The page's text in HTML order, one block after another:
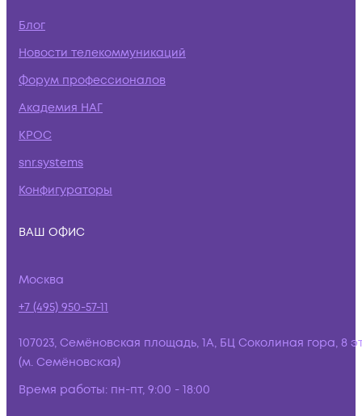
Блог
Новости телекоммуникаций
Форум профессионалов
Академия НАГ
КРОС
snr.systems
Конфигураторы
ВАШ ОФИС
Москва
+7 (495) 950-57-11
107023, Семёновская площадь, 1А, БЦ Соколиная гора, 8
(м. Семёновская)
Время работы: пн-пт, 9:00 - 18:00